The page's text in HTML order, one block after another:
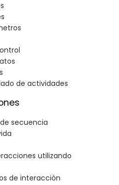
de actividades
secuencia
utilizando
de interacción